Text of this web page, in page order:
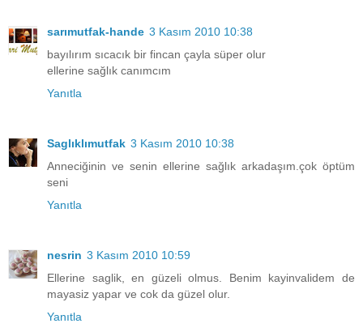
sarımutfak-hande 3 Kasım 2010 10:38
bayılırım sıcacık bir fincan çayla süper olur
ellerine sağlık canımcım
Yanıtla
Saglıklımutfak 3 Kasım 2010 10:38
Anneciğinin ve senin ellerine sağlık arkadaşım.çok öptüm
seni
Yanıtla
nesrin 3 Kasım 2010 10:59
Ellerine saglik, en güzeli olmus. Benim kayinvalidem de
mayasiz yapar ve cok da güzel olur.
Yanıtla